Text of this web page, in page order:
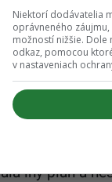
o temnej
je, keď si
pozornosť
nečakanú
iný plán a
Niektorí dodávatelia
oprávneného
možností nižšie.
odkaz, pomocou
v nastaveniach